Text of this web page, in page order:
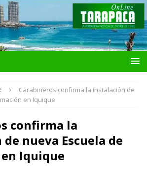
Carabineros confirma la instalación de
en Iquique
confirma la
nueva Escuela de
Iquique